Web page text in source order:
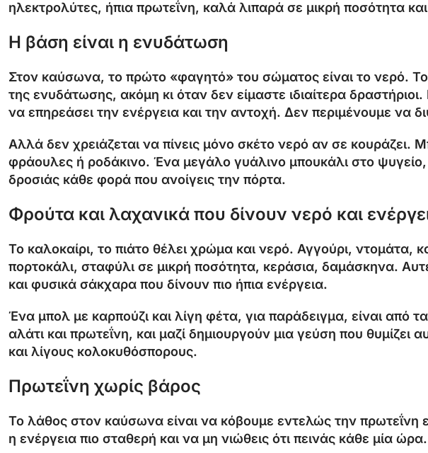
ηλεκτρολύτες, ήπια πρωτεΐνη, καλά λιπαρά σε μικρή ποσότητα
Η βάση είναι η ενυδάτωση
Στον καύσωνα, το πρώτο «φαγητό» του σώματος είναι το νερό.
της ενυδάτωσης, ακόμη κι όταν δεν είμαστε ιδιαίτερα
να επηρεάσει την ενέργεια και την αντοχή. Δεν περιμένουμε
Αλλά δεν χρειάζεται να πίνεις μόνο σκέτο νερό αν σε κουράζει.
φράουλες ή ροδάκινο. Ένα μεγάλο γυάλινο μπουκάλι στο
δροσιάς κάθε φορά που ανοίγεις την πόρτα.
Φρούτα και λαχανικά που δίνουν νερό και
Το καλοκαίρι, το πιάτο θέλει χρώμα και νερό. Αγγούρι, ντομάτα,
πορτοκάλι, σταφύλι σε μικρή ποσότητα, κεράσια, δαμάσκηνα.
και φυσικά σάκχαρα που δίνουν πιο ήπια ενέργεια.
Ένα μπολ με καρπούζι και λίγη φέτα, για παράδειγμα, είναι από
αλάτι και πρωτεΐνη, και μαζί δημιουργούν μια γεύση που
και λίγους κολοκυθόσπορους.
Πρωτεΐνη χωρίς βάρος
Το λάθος στον καύσωνα είναι να κόβουμε εντελώς την
η ενέργεια πιο σταθερή και να μη νιώθεις ότι πεινάς κάθε μία